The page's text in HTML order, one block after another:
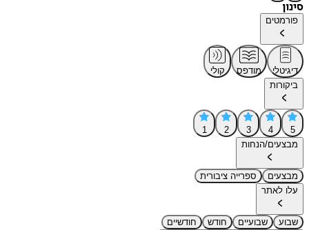
סינון
פורמטים
דיגיטלי מודפס
קולי
ביקורות
5
4
3
2
1
מבצעים/הנחות
מבצעים
ספרייה ציבורית
עלו לאתר
שבוע שבועיים חודש
חודשיים